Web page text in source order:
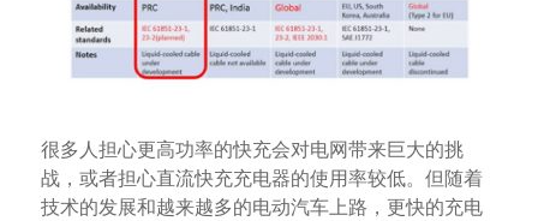
很多人担心更高功率的快充会对电网带来巨大的挑
战，或者担心直流快充充电器的使用率较低。但随着
技术的发展和越来越多的电动汽车上路，更快的充电